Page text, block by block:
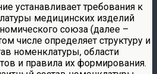
устанавливает требования к
медицинских изделий
союза (далее –
числе определяет структуру и
номенклатуры, области
и правила их формирования.